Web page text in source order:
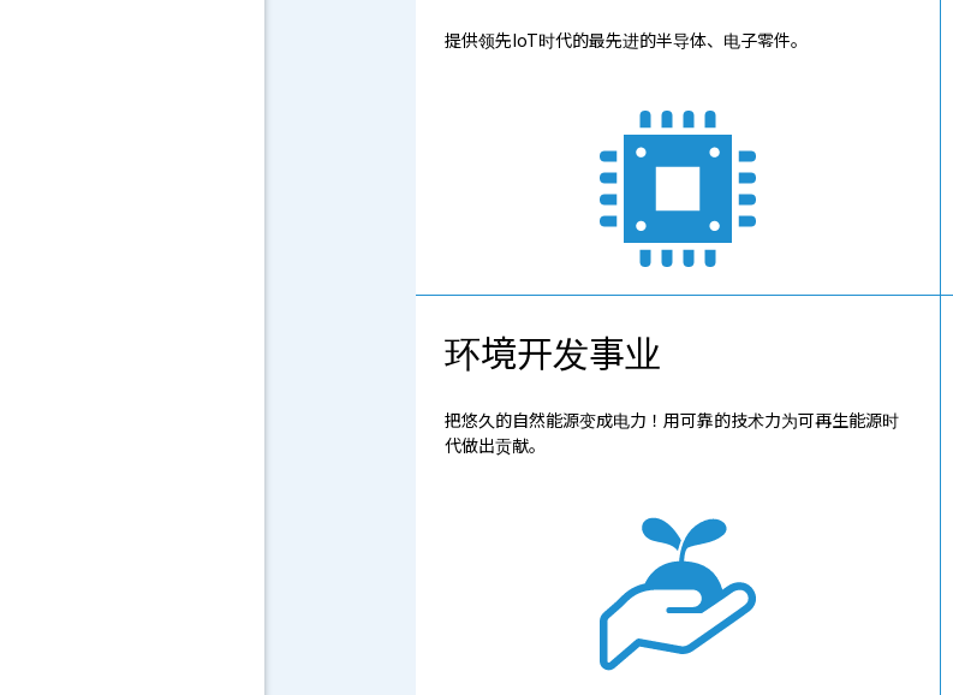
提供领先IoT时代的最先进的半导体、电子零件。
环境开发事业
把悠久的自然能源变成电力！用可靠的技术力为可再生能源时
代做出贡献。